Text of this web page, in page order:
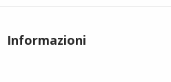
Informazioni